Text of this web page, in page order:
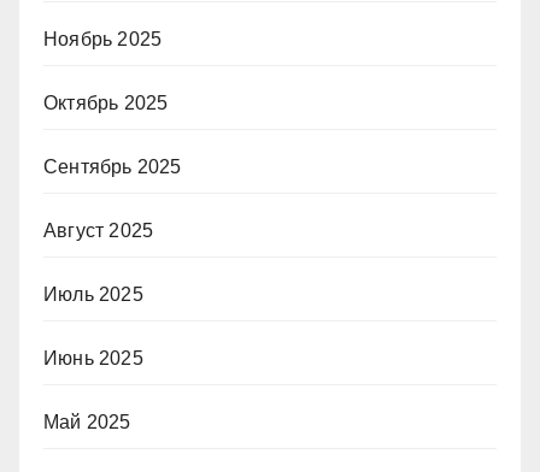
Ноябрь 2025
Октябрь 2025
Сентябрь 2025
Август 2025
Июль 2025
Июнь 2025
Май 2025